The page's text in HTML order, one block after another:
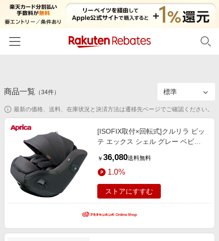
カテゴリー一覧
百貨店・総合ECモール
ファッション・インナー・小物
食品・スイーツ・お酒
日用品・キッチン用品
コスメ・健康・医薬品
キッズ・ベビー用品
イベント一覧
リーベイツ注目ストア
初回購入者限定特典
対象ストア新規限定特典
新着ストアのご紹介
電子書籍特集
楽天サービス特集
ヘルプ
友達紹介
楽天IDでログイン/会員登録
商品一覧 （34件）
最新の価格、送料、在庫状況と決済方法は遷移先ページでご確認ください。
[ISOFIX取付×回転式]クルリラ ビッ
テ エックス シェル グレー ベビー
チャイルドシート・カー用品
￥ 36,080送料無料
1.0%
ストアにすすむ